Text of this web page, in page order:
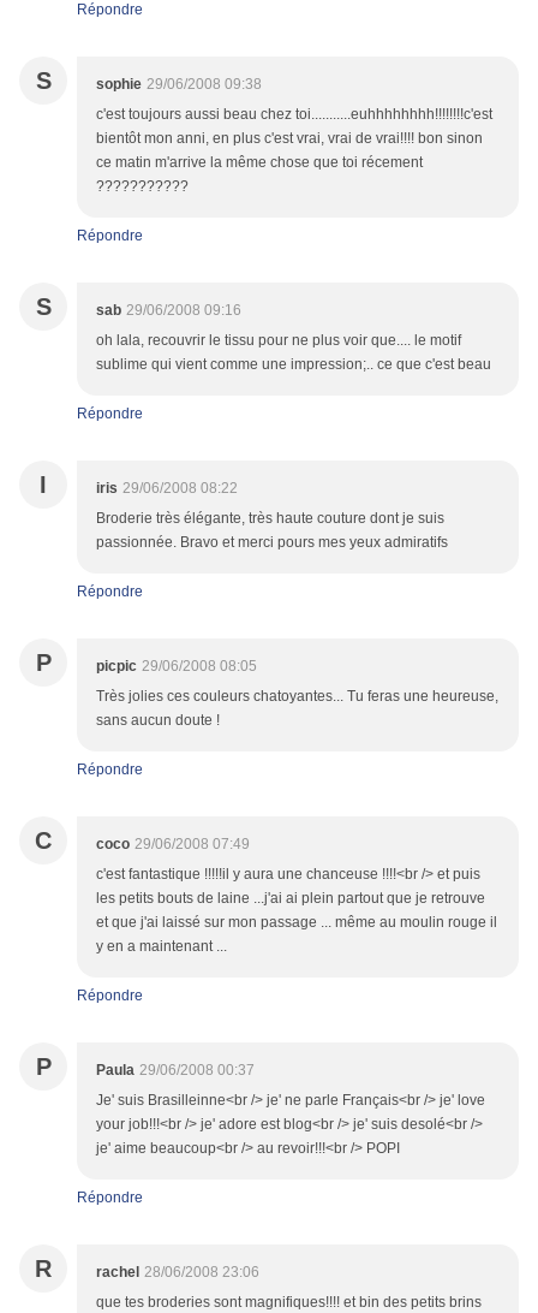
Répondre
S sophie 29/06/2008 09:38
c'est toujours aussi beau chez toi...........euhhhhhhhh!!!!!!!!c'est
bientôt mon anni, en plus c'est vrai, vrai de vrai!!!! bon sinon
ce matin m'arrive la même chose que toi récement
???????????
Répondre
S sab 29/06/2008 09:16
oh lala, recouvrir le tissu pour ne plus voir que.... le motif
sublime qui vient comme une impression;.. ce que c'est beau
Répondre
I iris 29/06/2008 08:22
Broderie très élégante, très haute couture dont je suis
passionnée. Bravo et merci pours mes yeux admiratifs
Répondre
P picpic 29/06/2008 08:05
Très jolies ces couleurs chatoyantes... Tu feras une heureuse,
sans aucun doute !
Répondre
C coco 29/06/2008 07:49
c'est fantastique !!!!!il y aura une chanceuse !!!!<br /> et puis
les petits bouts de laine ...j'ai ai plein partout que je retrouve
et que j'ai laissé sur mon passage ... même au moulin rouge il
y en a maintenant ...
Répondre
P Paula 29/06/2008 00:37
Je' suis Brasilleinne<br /> je' ne parle Français<br /> je' love
your job!!!<br /> je' adore est blog<br /> je' suis desolé<br />
je' aime beaucoup<br /> au revoir!!!<br /> POPI
Répondre
R rachel 28/06/2008 23:06
que tes broderies sont magnifiques!!!! et bin des petits brins